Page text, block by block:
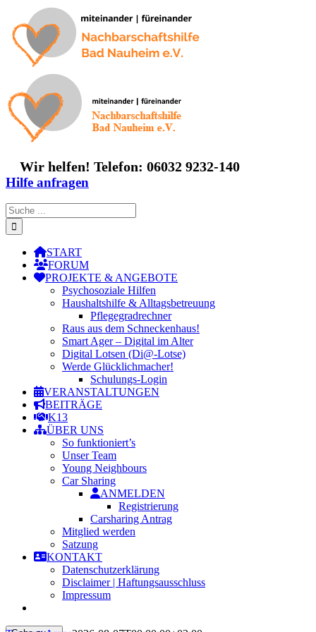
Inhalt
springen
Wir helfen! Telefon: 06032 9232-140
Hilfe anfragen
Suche
nach:
START
FORUM
PROJEKTE & ANGEBOTE
Psychosoziale Hilfen
Haushaltshilfe & Alltagsbetreuung
Pflegegradrechner
Raus aus dem Schneckenhaus!
Smart Ager – Digital im Alter
Digital Lotsen (Di@-Lotse)
Werde Glücklichmacher!
Schulungs-Login
VERANSTALTUNGEN
BEITRÄGE
K13
ÜBER UNS
So funktioniert’s
Unser Team
Young Neighbours
Car Sharing
ANMELDEN
Registrierung
Carsharing Antrag
Mitglied werden
Satzung
KONTAKT
Datenschutzerklärung
Disclaimer | Haftungsausschluss
Impressum